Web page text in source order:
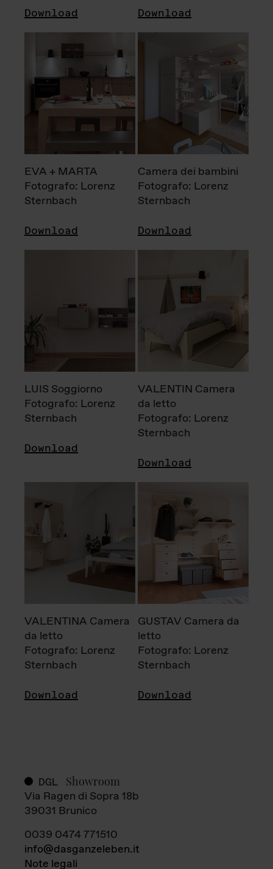
Download Download
EVA + MARTA
Fotografo: Lorenz
Sternbach
Download
Camera dei bambini
Fotografo: Lorenz
Sternbach
Download
LUIS Soggiorno
Fotografo: Lorenz
Sternbach
Download
VALENTIN Camera
da letto
Fotografo: Lorenz
Sternbach
Download
VALENTINA Camera
da letto
Fotografo: Lorenz
Sternbach
Download
GUSTAV Camera da
letto
Fotografo: Lorenz
Sternbach
Download
DGL Showroom
Via Ragen di Sopra 18b
39031 Brunico
0039 0474 771510
info@dasganzeleben.it
Note legali